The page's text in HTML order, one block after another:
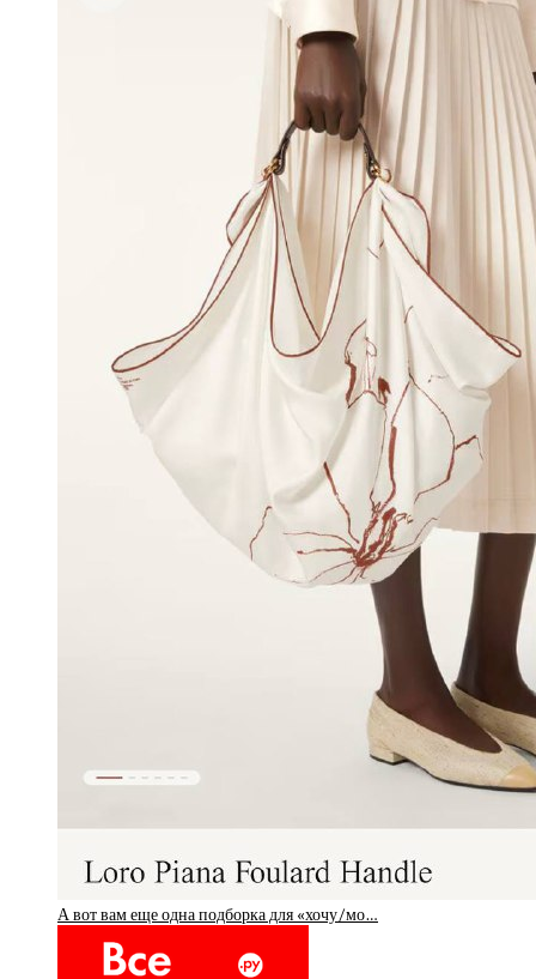
А вот вам еще одна подборка для «хочу/мо…